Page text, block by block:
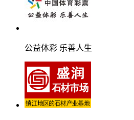
公益体彩 乐善人生